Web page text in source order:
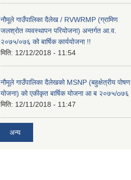
नौमूले गाउँपालिका दैलेख / RVWRMP (ग्रामिण
जलश्रोत व्यवस्थापन परियोजना) अन्तर्गत आ.व.
२०७५/०७६ को बार्षिक कार्ययोजना !!
मिति: 12/12/2018 - 11:54
नौमूले गाउँपालिका दैलेखको MSNP (बहुक्षेत्रीय पोषण
योजना) को एकीकृत बार्षिक योजना आ ब २०७५/o७६
मिति: 12/11/2018 - 11:47
अन्य